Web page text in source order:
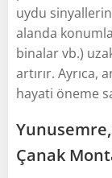
uydu
alanda
binalar vb.)
artırır. Ayrıca,
hayati öneme
Yunusemre,
Çanak